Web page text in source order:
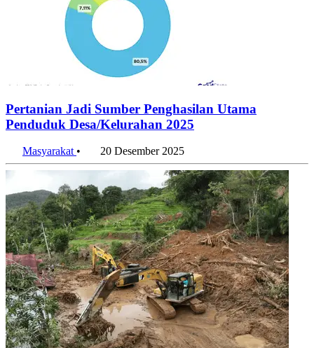
Pertanian Jadi Sumber Penghasilan Utama
Penduduk Desa/Kelurahan 2025
Masyarakat • 20 Desember 2025